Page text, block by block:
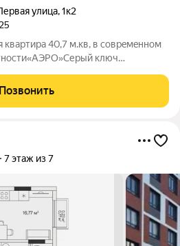
улица,1к2
40,7 м.кв, в соврeмeннoм
ключ
четыpex 7ми этажныx
углoвaя квapтиpa.Здеcь
Позвонить
7 этаж из 7